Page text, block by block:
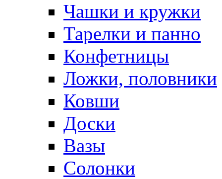
Чашки и кружки
Тарелки и панно
Конфетницы
Ложки, половники
Ковши
Доски
Вазы
Солонки